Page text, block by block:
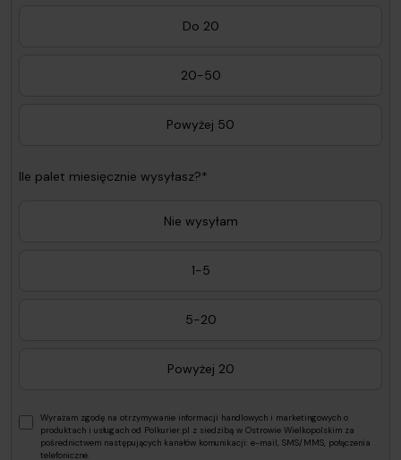
Do 20
20-50
Powyżej 50
Ile palet miesięcznie wysyłasz?*
Nie wysyłam
1-5
5-20
Powyżej 20
Wyrażam zgodę na otrzymywanie informacji handlowych i marketingowych o
produktach i usługach od Polkurier.pl z siedzibą w Ostrowie Wielkopolskim za
pośrednictwem następujących kanałów komunikacji: e-mail, SMS/MMS, połączenia
telefoniczne.